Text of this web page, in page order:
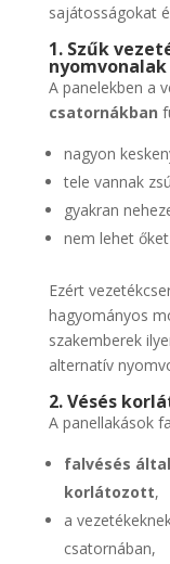
sajátosságokat
1. Szűk
nyomvonalak
A panelekben a
csatornákban
nagyon
tele vannak
gyakran
nem lehet
Ezért
hagyományos
szakemberek
alternatív
2. Vésés
A panellakások
falvésés
korlátozott,
a
csatornában,